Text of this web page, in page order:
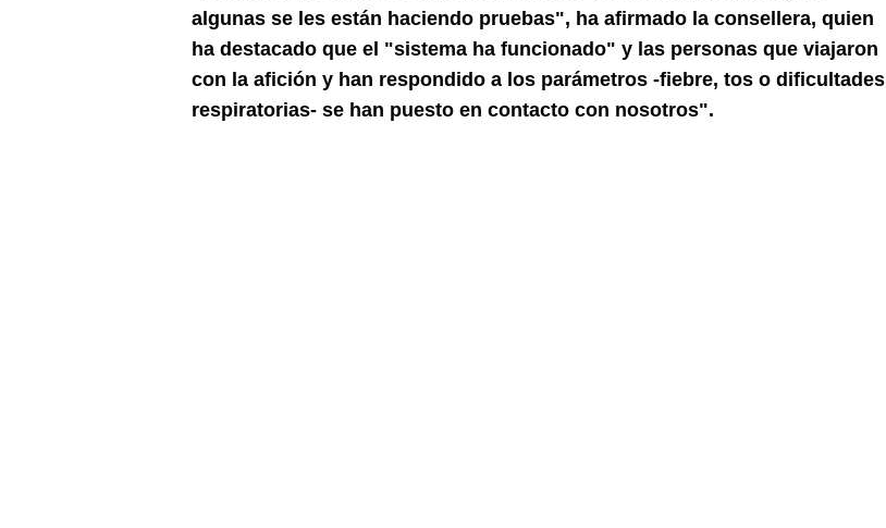
algunas se les están haciendo pruebas", ha afirmado la consellera, quien
ha destacado que el "sistema ha funcionado" y las personas que viajaron
con la afición y han respondido a los parámetros -fiebre, tos o dificultades
respiratorias- se han puesto en contacto con nosotros".